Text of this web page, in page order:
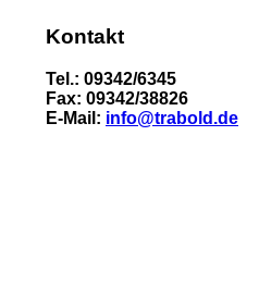
Kontakt
Tel.: 09342/6345
Fax: 09342/38826
E-Mail: info@trabold.de